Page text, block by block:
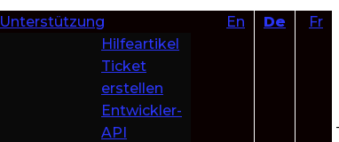
Unterstützung
Hilfeartikel
Ticket
erstellen
Entwickler-
API
Fr
En De